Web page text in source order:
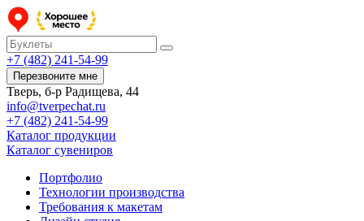
+7 (482) 241-54-99
Перезвоните мне
Тверь, б-р Радищева, 44
info@tverpechat.ru
+7 (482) 241-54-99
Каталог продукции
Каталог сувениров
Портфолио
Технологии производства
Требования к макетам